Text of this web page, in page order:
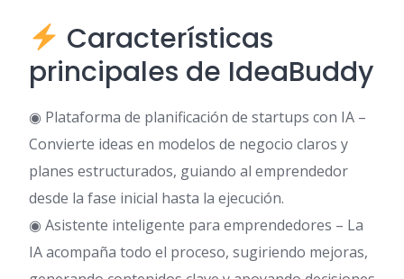
Características
principales de IdeaBuddy
◉ Plataforma de planificación de startups con IA –
Convierte ideas en modelos de negocio claros y
planes estructurados, guiando al emprendedor
desde la fase inicial hasta la ejecución.
◉ Asistente inteligente para emprendedores – La
IA acompaña todo el proceso, sugiriendo mejoras,